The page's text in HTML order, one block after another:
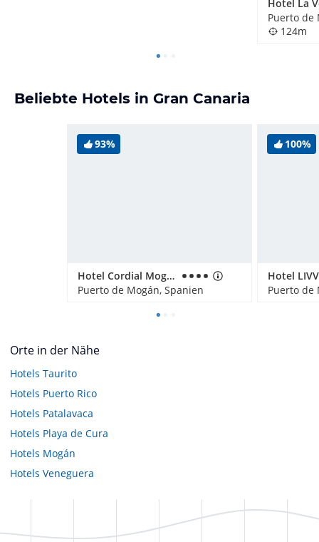
Puerto de
124m
Beliebte Hotels in Gran Canaria
93%
Hotel Cordial Mogán Playa
Puerto de Mogán, Spanien
100%
Puerto de
Orte in der Nähe
Hotels Taurito
Hotels Puerto Rico
Hotels Patalavaca
Hotels Playa de Cura
Hotels Mogán
Hotels Veneguera